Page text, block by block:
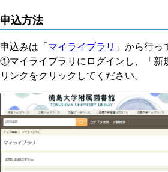
申込方法
申込みは「 マイライブラリ 」から行っ
①マイライブラリにログインし、「新
リンクをクリックしてください。